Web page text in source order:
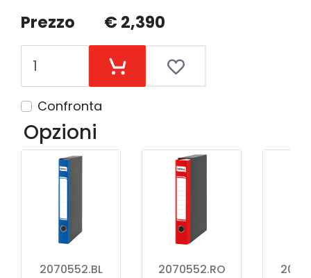
Prezzo € 2,390
Confronta
Opzioni
2070552.BL
2070552.RO